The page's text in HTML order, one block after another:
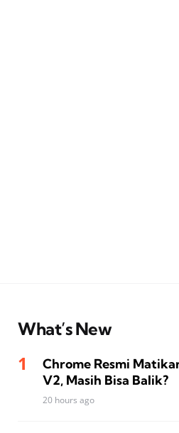
What’s New
Chrome Resmi
V2, Masih Bisa Balik?
20 hours ago